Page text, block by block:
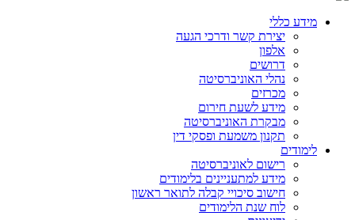
מידע כללי
יצירת קשר ודרכי הגעה
אלפון
דרושים
נהלי האוניברסיטה
מכרזים
מידע לשעת חירום
מבקרת האוניברסיטה
תקנון משמעת ופסקי דין
לימודים
רישום לאוניברסיטה
מידע למתעניינים בלימודים
חישוב סיכויי קבלה לתואר ראשון
לוח שנת הלימודים